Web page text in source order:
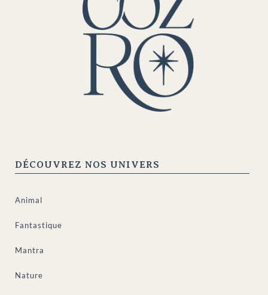
DÉCOUVREZ NOS UNIVERS
Animal
Fantastique
Mantra
Nature